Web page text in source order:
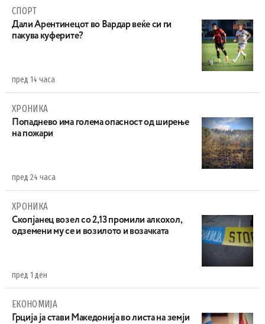
СПОРТ
Дали Арентинецот во Вардар веќе си ги
пакува куферите?
пред 14 часа
ХРОНИКА
Попаднево има голема опасност од ширење
на пожари
пред 24 часа
ХРОНИКА
Скопјанец возел со 2,13 промили алкохол,
одземени му се и возилото и возачката
пред 1 ден
ЕКОНОМИЈА
Грција ја стави Македонија во листа на земји